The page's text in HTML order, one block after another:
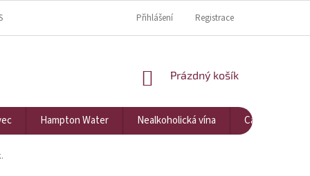
KONTAKTY
Přihlášení Registrace
NÁKUPNÍ KOŠÍK
Prázdný košík
Hampton Water Nealkoholická vína Cavarna